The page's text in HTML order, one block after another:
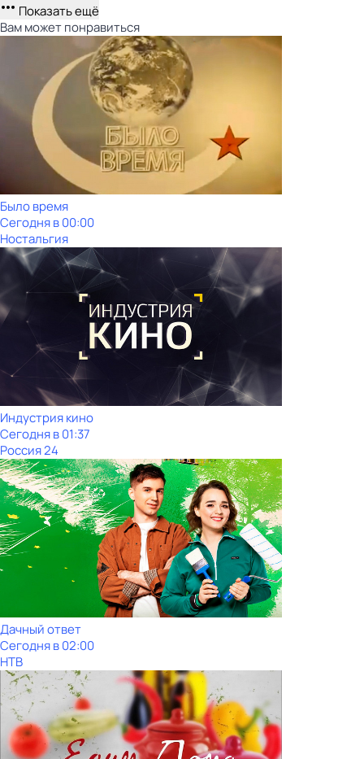
Показать ещё
Вам может понравиться
Было время
Сегодня в 00:00
Ностальгия
Индустрия кино
Сегодня в 01:37
Россия 24
Дачный ответ
Сегодня в 02:00
НТВ